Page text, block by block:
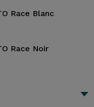
Race Blanc
Race Noir